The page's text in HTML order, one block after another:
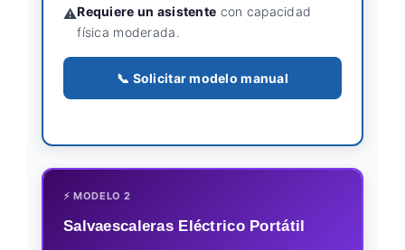
⚠️Requiere un asistente con capacidad
física moderada.
📞 Solicitar modelo manual
⚡ MODELO 2
Salvaescaleras Eléctrico Portátil